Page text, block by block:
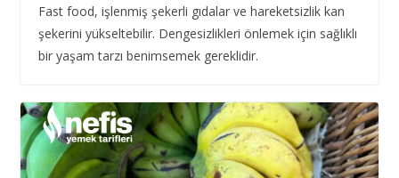
Fast food, işlenmiş şekerli gıdalar ve hareketsizlik kan
şekerini yükseltebilir. Dengesizlikleri önlemek için sağlıklı
bir yaşam tarzı benimsemek gereklidir.